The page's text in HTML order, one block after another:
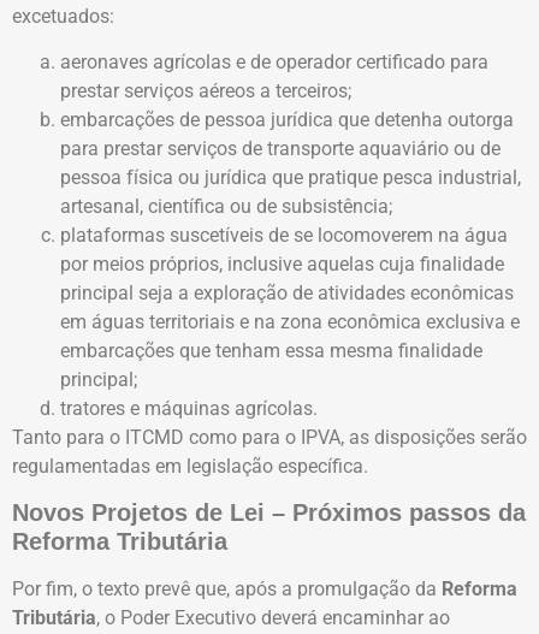
excetuados:
aeronaves agrícolas e de operador certificado para
prestar serviços aéreos a terceiros;
embarcações de pessoa jurídica que detenha outorga
para prestar serviços de transporte aquaviário ou de
pessoa física ou jurídica que pratique pesca industrial,
artesanal, científica ou de subsistência;
plataformas suscetíveis de se locomoverem na água
por meios próprios, inclusive aquelas cuja finalidade
principal seja a exploração de atividades econômicas
em águas territoriais e na zona econômica exclusiva e
embarcações que tenham essa mesma finalidade
principal;
tratores e máquinas agrícolas.
Tanto para o ITCMD como para o IPVA, as disposições serão
regulamentadas em legislação específica.
Novos Projetos de Lei – Próximos passos da
Reforma Tributária
Por fim, o texto prevê que, após a promulgação da Reforma
Tributária, o Poder Executivo deverá encaminhar ao